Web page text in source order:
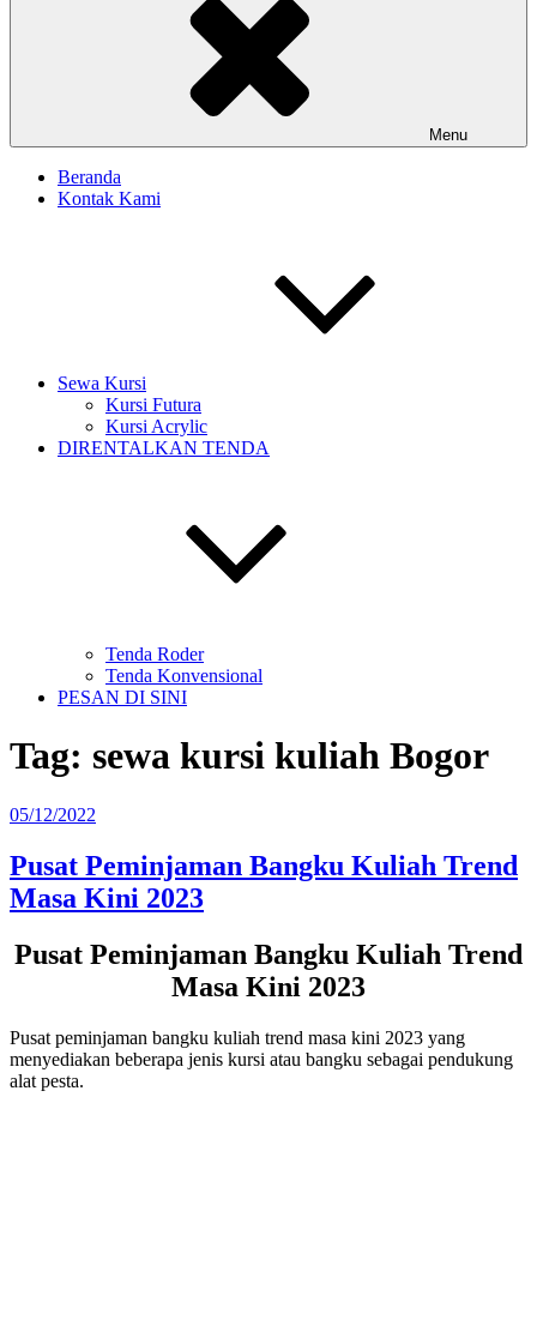
Menu
Beranda
Kontak Kami
Sewa Kursi
Kursi Futura
Kursi Acrylic
DIRENTALKAN TENDA
Tenda Roder
Tenda Konvensional
PESAN DI SINI
Tag: sewa kursi kuliah Bogor
Diposkan
05/12/2022
Pusat Peminjaman Bangku Kuliah Trend
Masa Kini 2023
Pusat Peminjaman Bangku Kuliah Trend
Masa Kini 2023
Pusat peminjaman bangku kuliah trend masa kini 2023 yang
menyediakan beberapa jenis kursi atau bangku sebagai pendukung
alat pesta.